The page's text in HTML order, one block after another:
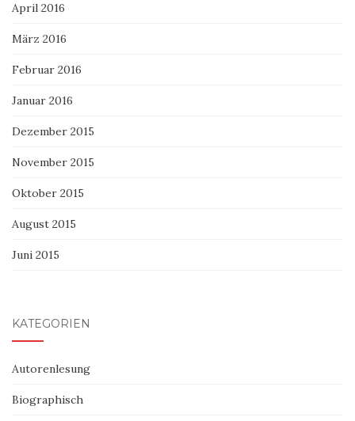
April 2016
März 2016
Februar 2016
Januar 2016
Dezember 2015
November 2015
Oktober 2015
August 2015
Juni 2015
KATEGORIEN
Autorenlesung
Biographisch